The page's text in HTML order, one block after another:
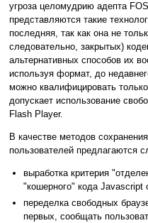
угроза целомудрию адепта
представляются такие
последняя, так как она не
следовательно, закрытых)
альтернативных способов их
используя формат, до
можно квалифицировать
допускает использование
Flash Player.
В качестве методов
пользователей предлагаются
выработка критерия
"кошерного" кода Javascript
переделка свободных
первых, сообщать